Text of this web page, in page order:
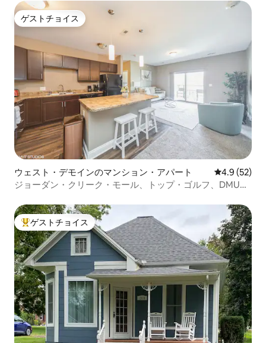
ゲストチョイス
ゲストチョイス
ウェスト・デモインのマンション・アパート レビュー52
4.9 (52)
ジョーダン・クリーク・モール、トップ・ゴルフ、DMUの
大好評のゲストチョイスです。
ゲストチョイス